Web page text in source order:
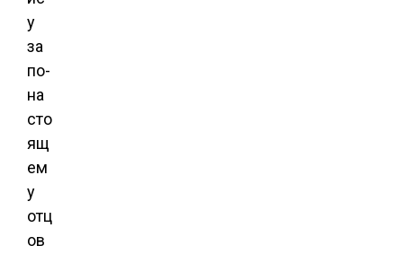
у
за
по-
на
сто
ящ
ем
у
отц
ов